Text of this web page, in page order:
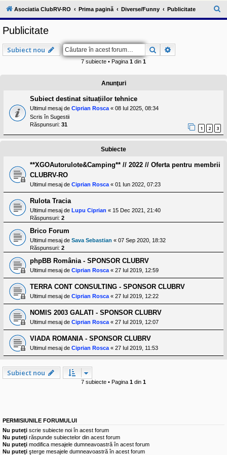
l
u
V
c
o
e
a
p
s
r
i
l
r
d
e
r
u
l
o
t
e
s
i
a
u
t
o
r
u
l
o
t
e
d
i
n
o
m
Asociatia ClubRV-RO Prima pagină Diverse/Funny Publicitate
ă
Publicitate
Subiect nou Căutare
7 subiecte • Pagina 1 din 1
Anunţuri
Subiect destinat situațiilor tehnice
Ultimul mesaj de Ciprian Rosca « 08 Iul 2025, 08:34
Scris în Sugestii
Răspunsuri: 31
1 2 3
Subiecte
**XGOAutorulote&Camping** // 2022 // Oferta pentru membrii
CLUBRV-RO
Ultimul mesaj de Ciprian Rosca « 01 Iun 2022, 07:23
Rulota Tracia
Ultimul mesaj de Lupu Ciprian « 15 Dec 2021, 21:40
Răspunsuri: 2
Brico Forum
Ultimul mesaj de Sava Sebastian « 07 Sep 2020, 18:32
Răspunsuri: 2
phpBB România - SPONSOR CLUBRV
Ultimul mesaj de Ciprian Rosca « 27 Iul 2019, 12:59
TERRA CONT CONSULTING - SPONSOR CLUBRV
Ultimul mesaj de Ciprian Rosca « 27 Iul 2019, 12:22
NOMIS 2003 GALATI - SPONSOR CLUBRV
Ultimul mesaj de Ciprian Rosca « 27 Iul 2019, 12:07
VIADA ROMANIA - SPONSOR CLUBRV
Ultimul mesaj de Ciprian Rosca « 27 Iul 2019, 11:53
Subiect nou
7 subiecte • Pagina 1 din 1
PERMISIUNILE FORUMULUI
Nu puteţi scrie subiecte noi în acest forum
Nu puteţi răspunde subiectelor din acest forum
Nu puteţi modifica mesajele dumneavoastră în acest forum
Nu puteţi şterge mesajele dumneavoastră în acest forum